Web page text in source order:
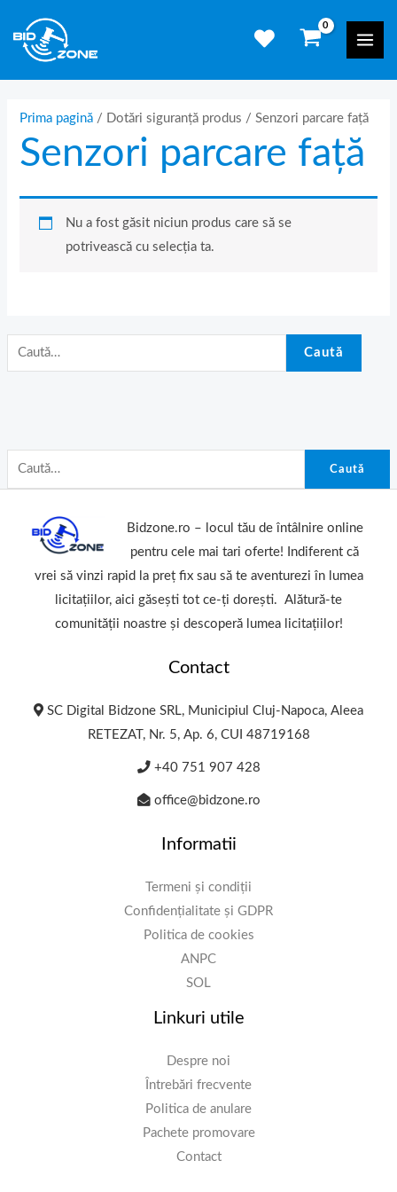
content
Caută
Caută
Prima pagină / Dotări siguranță produs / Senzori parcare față
Senzori parcare față
Nu a fost găsit niciun produs care să se
potrivească cu selecția ta.
Bidzone.ro – locul tău de întâlnire online
pentru cele mai tari oferte! Indiferent că
vrei să vinzi rapid la preț fix sau să te aventurezi în lumea
licitațiilor, aici găsești tot ce-ți dorești. Alătură-te
comunității noastre și descoperă lumea licitațiilor!
Contact
SC Digital Bidzone SRL, Municipiul Cluj-Napoca, Aleea
RETEZAT, Nr. 5, Ap. 6, CUI 48719168
+40 751 907 428
office@bidzone.ro
Informatii
Termeni și condiții
Confidențialitate și GDPR
Politica de cookies
ANPC
SOL
Linkuri utile
Despre noi
Întrebări frecvente
Politica de anulare
Pachete promovare
Contact